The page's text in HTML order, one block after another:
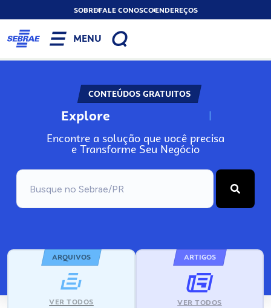
SOBREFALE CONOSCOENDEREÇOS
MENU
CONTEÚDOS GRATUITOS
Explore N
Encontre a solução que você precisa
e Transforme Seu Negócio
ARQUIVOS
VER TODOS
ARTIGOS
VER TODOS